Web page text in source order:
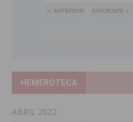
HEMEROTECA
ABRIL 2022